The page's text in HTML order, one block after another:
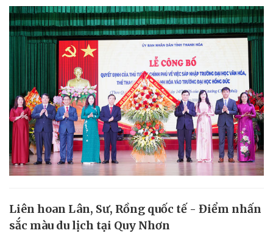
Liên hoan Lân, Sư, Rồng quốc tế - Điểm nhấn
sắc màu du lịch tại Quy Nhơn